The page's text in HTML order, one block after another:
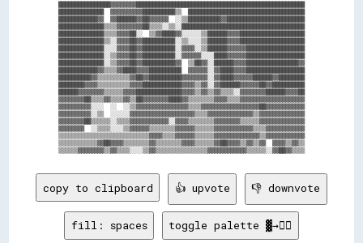
████████████████▓▓▓▓▓▓▓▓████████████████████████████████████████████████████
██████████████  ▓▓▓▓▓▓▓▓▓▓██████████▒▒  ████████████████████████████████████
████████████▓▓  ▓▓██████▓▓██▓▓▓▓▓▓  ░░▒▒██████████▓▓████████████████████████
██████████████▒▒▒▒▓▓▓▓▓▓▓▓██▒▒▒▒░░▒▒░░██████████████████████████████████████
██████████████▒▒▒▒▓▓▓▓██░░  ▒▒▓▓████▓▓░░░░░░▒▒██████▓▓▓▓████████████████████
██████████████▒▒░░▓▓▓▓██▓▓██████████░░▒▒░░░░▒▒██████▓▓▓▓████████████████████
██████████████░░░░▓▓▓▓██▓▓██████████░░▓▓▓▓░░▒▒██████▓▓▓▓▓▓██████████████████
██████████████░░▒▒▓▓▓▓██▓▓██████████░░▓▓▓▓▓▓░░░░████▓▓▓▓▓▓██████████████████
██████████████░░▒▒▓▓▓▓██▓▓██████████▓▓  ▒▒██▓▓░░██████▓▓▓▓████████████████▓▓
████████████▓▓▒▒▒▒▓▓████▓▓▓▓██████████  ▓▓▓▓▓▓░░▓▓████▓▓▓▓██████████████████
██████████▓▓▒▒▒▒▒▒▒▒▒▒▓▓██▓▓██████████▓▓▓▓▓▓▓▓░░▓▓████▓▓▓▓▓▓██████▓▓████████
████████▓▓▓▓▒▒▒▒▒▒▒▒▒▒▓▓▓▓████████████▓▓▓▓▒▒▓▓░░▓▓██████▓▓▓▓▓▓██▓▓██████████
██████▓▓▓▓▓▓▓▓▒▒▒▒▒▒▓▓▓▓██████████████▓▓▓▓▒▒▓▓▒▒▓▓▒▒▒▒░░▓▓▓▓▓▓▓▓██████▓▓▓▓██
▓▓▓▓▓▓▓▓██▒▒▒▒▓▓▒▒▒▒▓▓▒▒██▓▓▓▓▓▓▓▓████▓▓▒▒▒▒▒▒▒▒▓▓▓▓▒▒▒▒▓▓▓▓▓▓▓▓▓▓▓▓▓▓▓▓▓▓▓▓
▓▓▓▓▓▓▓▓▓▓░░░░  ░░  ░░▒▒▓▓▓▓▓▓▓▓▓▓▓▓▓▓▓▓▒▒▒▒▓▓▓▓▓▓▓▓▓▓▓▓▓▓▓▓▓▓██▓▓▓▓▓▓▓▓▓▓▓▓
▓▓▓▓▓▓▓▓▓▓░░▒▒  ░░░░░░▓▓▓▓▓▓▓▓▓▓▓▓▓▓▓▓▓▓▓▓▒▒▒▒▓▓▓▓▓▓▓▓▓▓▓▓▓▓▒▒▓▓▓▓▓▓▓▓▓▓▓▓▓▓
▓▓▓▓▓▓▓▓██▒▒▒▒▒▒░░▒▒▒▒▓▓▓▓▓▓▓▓▓▓▓▓░░▓▓▓▓▒▒▒▒▒▒▒▒▓▓▓▓▓▓▓▓▒▒▒▒▒▒▓▓▓▓▓▓▓▓▓▓▓▓▓▓
▓▓▓▓▓▓▓▓  ░░▒▒▒▒░░░░▒▒▓▓▓▓▓▓▒▒▒▒▒▒▒▒▓▓▓▓▓▓▒▒▒▒▒▒▓▓▓▓▓▓▓▓▓▓▓▓▒▒▒▒▓▓▓▓▓▓▓▓▓▓▓▓
▒▒▒▒▒▒▒▒▒▒▒▒▒▒▒▒▒▒▒▒▒▒▒▒▒▒▒▒▓▓▓▓▒▒▒▒▓▓▓▓▓▓▒▒▒▒▒▒▓▓▓▓▓▓▓▓▓▓▓▓▓▓▒▒▓▓▓▓▓▓▓▓▓▓▓▓
▒▒▒▒▒▒▒▒▒▒▒▒▓▓██▓▓▓▓▒▒▒▒▒▒▒▒▓▓▒▒▒▒▒▒▒▒▓▓▓▓▒▒▒▒▒▒▓▓██▓▓▓▓▒▒▓▓▒▒▓▓  ▓▓▓▓▒▒▓▓▒▒
copy to clipboard 👍 upvote 👎 downvote
fill: spaces toggle palette ▓→✊🏽